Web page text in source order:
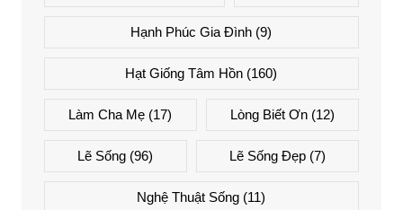
Hạnh Phúc Gia Đình (9)
Hạt Giống Tâm Hồn (160)
Làm Cha Mẹ (17) Lòng Biết Ơn(12)
Lẽ Sống (96) Lẽ Sống Đẹp(7)
Nghệ Thuật Sống (11)